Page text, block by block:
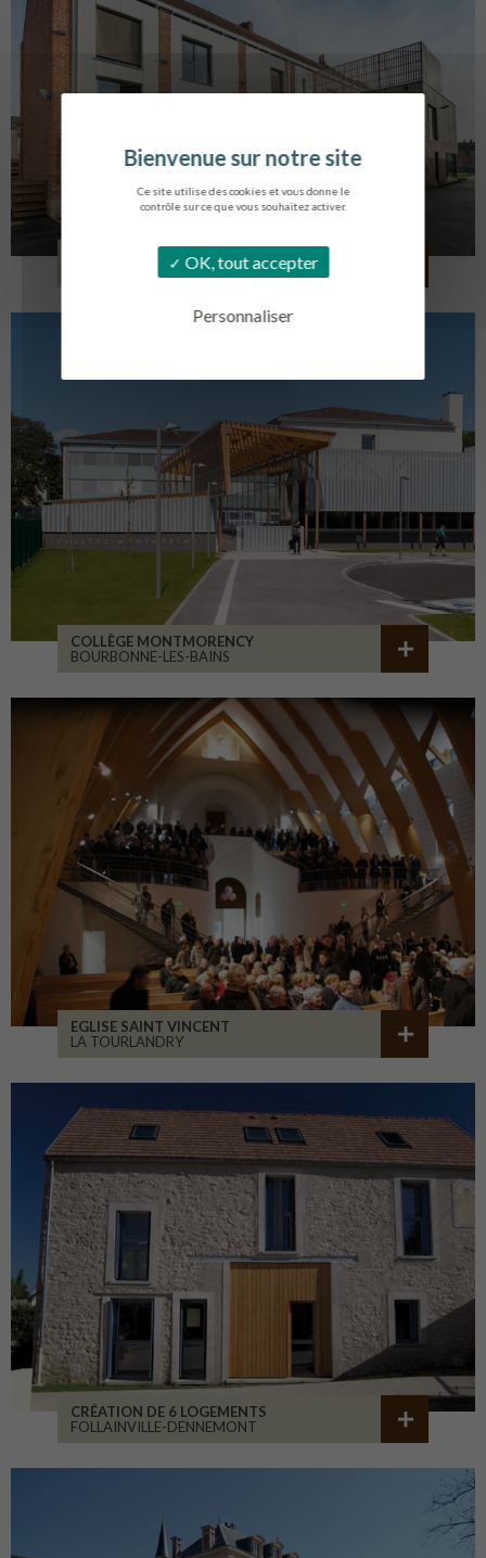
Ce site utilise des cookies et vous donne le
contrôle sur ce que vous souhaitez activer.
OK, tout accepter
Personnaliser
LOG. JEUNES TRAVAILLEURS
COLLÈGE MONTMORENCY
BOURBONNE-LES-BAINS
EGLISE SAINT VINCENT
LA TOURLANDRY
CRÉATION DE 6 LOGEMENTS
FOLLAINVILLE-DENNEMONT